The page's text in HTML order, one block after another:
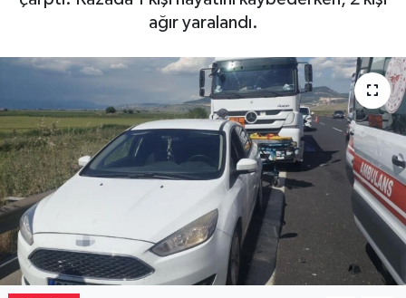
ağır yaralandı.
Magazin
Müzik
Piyasa
Resmi İlanlar